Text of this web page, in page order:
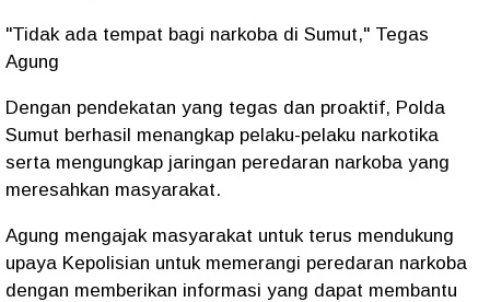
"Tidak ada tempat bagi narkoba di Sumut," Tegas
Agung
Dengan pendekatan yang tegas dan proaktif, Polda
Sumut berhasil menangkap pelaku-pelaku narkotika
serta mengungkap jaringan peredaran narkoba yang
meresahkan masyarakat.
Agung mengajak masyarakat untuk terus mendukung
upaya Kepolisian untuk memerangi peredaran narkoba
dengan memberikan informasi yang dapat membantu